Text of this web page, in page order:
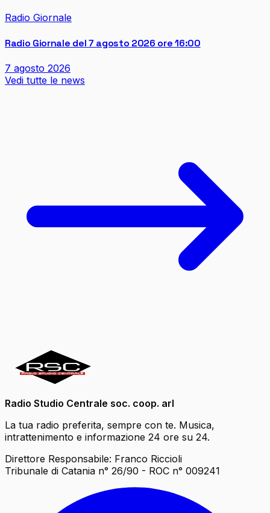
Radio Giornale
Radio Giornale del 7 agosto 2026 ore 16:00
7 agosto 2026
Vedi tutte le news
Radio Studio Centrale soc. coop. arl
La tua radio preferita, sempre con te. Musica,
intrattenimento e informazione 24 ore su 24.
Direttore Responsabile: Franco Riccioli
Tribunale di Catania n° 26/90 - ROC n° 009241